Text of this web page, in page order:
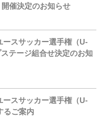
催決定のお知らせ
ースサッカー選手権（U-
テージ組合せ決定のお知
ースサッカー選手権（U-
ご案内